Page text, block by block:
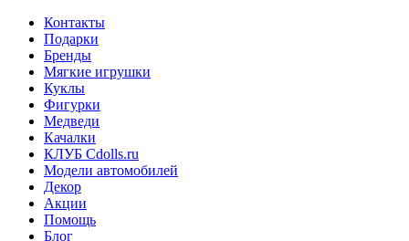
Контакты
Подарки
Бренды
Мягкие игрушки
Куклы
Фигурки
Медведи
Качалки
КЛУБ Cdolls.ru
Модели автомобилей
Декор
Акции
Помощь
Блог